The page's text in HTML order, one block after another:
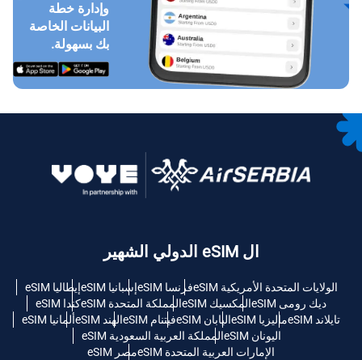
وإدارة خطة
البيانات الخاصة
بك بسهولة.
ال eSIM الدولي الشهير
الولايات المتحدة الأمريكية eSIM فرنسا eSIM إسبانيا eSIM
إيطاليا eSIM
ديك رومى eSIM
المكسيك eSIM المملكة المتحدة eSIM
كندا eSIM
تايلاند eSIM
ماليزيا eSIM اليابان eSIM فيتنام eSIM الهند eSIM
ألمانيا eSIM
اليونان eSIM
المملكة العربية السعودية eSIM
الإمارات العربية المتحدة eSIM
مصر eSIM